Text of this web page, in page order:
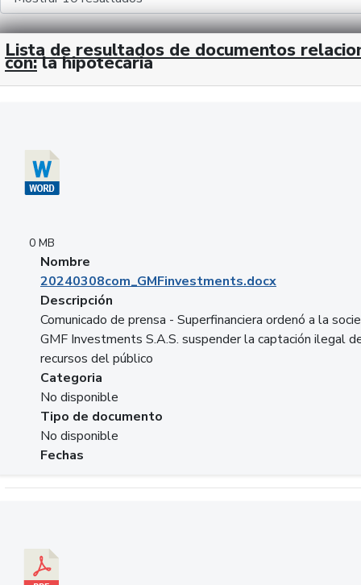
Lista de resultados de documentos
con: la hipotecaria
0 MB
Nombre
20240308com_GMFinvestments.docx
Descripción
Comunicado de prensa - Superfinanciera ordenó a la
GMF Investments S.A.S. suspender la captación ilegal
recursos del público
Categoria
No disponible
Tipo de documento
No disponible
Fechas